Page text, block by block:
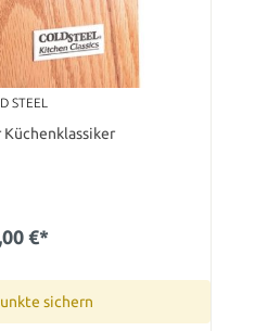
STEEL
€*
sichern